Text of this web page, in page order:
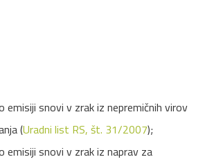
emisiji snovi v zrak iz nepremičnih virov
(Uradni list RS, št. 31/2007);
emisiji snovi v zrak iz naprav za